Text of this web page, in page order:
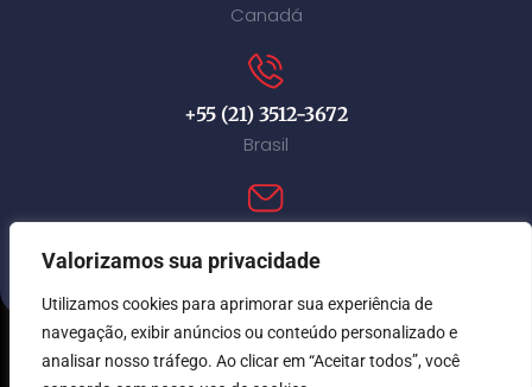
Valorizamos sua privacidade
Utilizamos cookies para aprimorar sua experiência de
navegação, exibir anúncios ou conteúdo personalizado e
analisar nosso tráfego. Ao clicar em “Aceitar todos”, você
Canadá
+55 (21) 3512-3672
Brasil
© Immi Canada 2026. Todos os direitos reservados.